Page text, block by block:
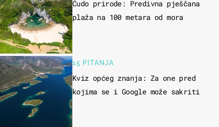
Čudo prirode: Predivna pješčana
plaža na 100 metara od mora
15 PITANJA
Kviz općeg znanja: Za one pred
kojima se i Google može sakriti